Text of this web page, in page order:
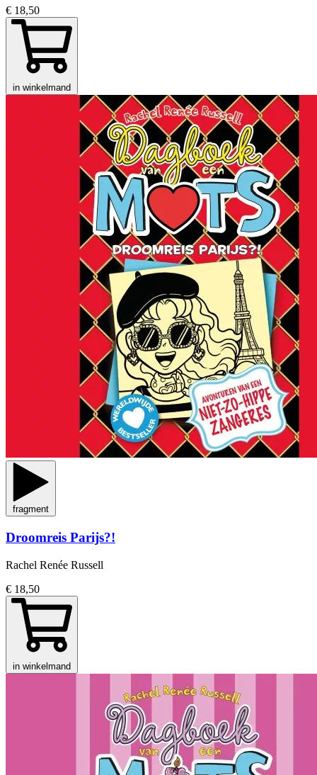
€ 18,50
in winkelmand
fragment
Droomreis Parijs?!
Rachel Renée Russell
€ 18,50
in winkelmand